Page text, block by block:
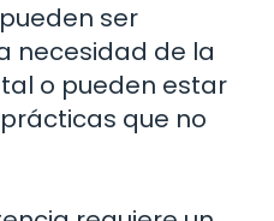
ser
necesidad de la
o pueden estar
que no